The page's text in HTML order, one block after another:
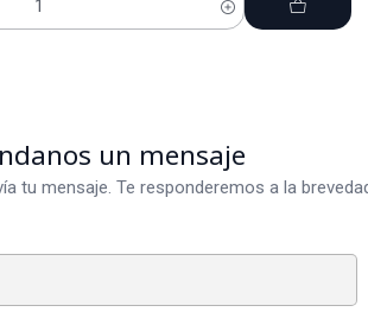
un mensaje
tu mensaje. Te responderemos a la